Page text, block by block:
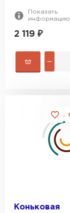
Показать
информацию
2 119 ₽
Коньковая